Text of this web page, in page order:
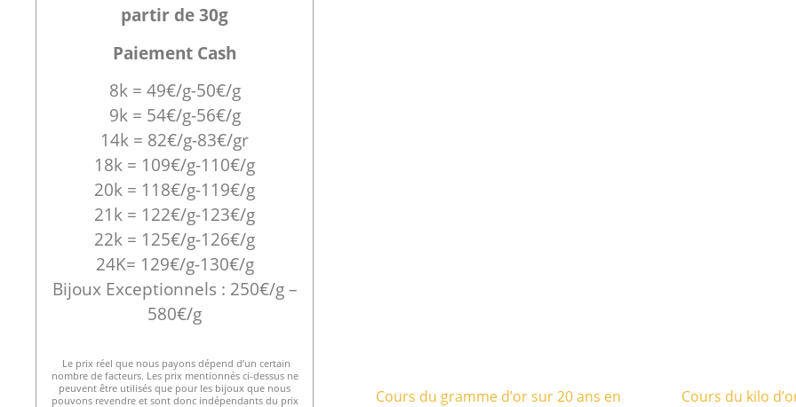
partir de 30g
Paiement Cash
8k = 49€/g-50€/g
9k = 54€/g-56€/g
14k = 82€/g-83€/gr
18k = 109€/g-110€/g
20k = 118€/g-119€/g
21k = 122€/g-123€/g
22k = 125€/g-126€/g
24K= 129€/g-130€/g
Bijoux Exceptionnels : 250€/g –
580€/g
Le prix réel que nous payons dépend d’un certain
nombre de facteurs. Les prix mentionnés ci-dessus ne
peuvent être utilisés que pour les bijoux que nous
pouvons revendre et sont donc indépendants du prix
Cours du gramme d’or sur 20 ans en
Cours du kilo